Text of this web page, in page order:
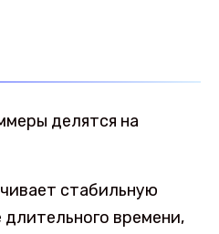
делятся на
стабильную
длительного времени,